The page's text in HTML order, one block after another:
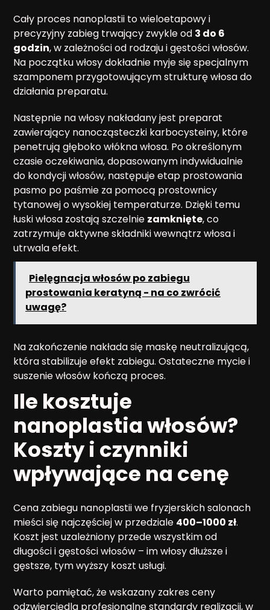
Cały proces nanoplastii to wieloetapowy i
precyzyjny zabieg trwający zwykle od 3 do 6
godzin, w zależności od rodzaju i gęstości włosów.
Na początku włosy dokładnie myje się specjalnym
szamponem przygotowującym strukturę włosa do
działania preparatu.
Następnie na włosy nakładany jest preparat
zawierający nanocząsteczki karbocysteiny, które
penetrują głęboko włókna włosa. Po określonym
czasie oczekiwania, dopasowanym indywidualnie
do kondycji włosów, następuje etap prostowania
pasmo po paśmie za pomocą prostownicy
tytanowej o wysokiej temperaturze. Dzięki temu
łuski włosa zostają szczelnie zamknięte, co
zatrzymuje aktywne składniki wewnątrz włosa i
utrwala efekt.
Pielęgnacja włosów po zabiegu
prostowania keratyną - na co zwrócić
uwagę?
Na zakończenie nakłada się maskę neutralizującą,
która stabilizuje efekt zabiegu. Ostateczne mycie i
suszenie włosów kończą proces.
Ile kosztuje
nanoplastia włosów?
Koszty i czynniki
wpływające na cenę
Cena zabiegu nanoplastii we fryzjerskich salonach
mieści się najczęściej w przedziale 400–1000 zł.
Koszt jest uzależniony przede wszystkim od
długości i gęstości włosów – im włosy dłuższe i
gęstsze, tym wyższy koszt usługi.
Warto pamiętać, że wskazany zakres ceny
odzwierciedla profesjonalne standardy realizacji, w